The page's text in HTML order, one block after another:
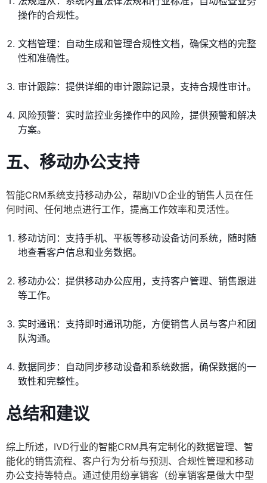
操作的合规性。
文档管理：自动生成和管理合规性文档，确保文档的完整
性和准确性。
审计跟踪：提供详细的审计跟踪记录，支持合规性审计。
风险预警：实时监控业务操作中的风险，提供预警和解决
方案。
五、移动办公支持
智能CRM系统支持移动办公，帮助IVD企业的销售人员在任
何时间、任何地点进行工作，提高工作效率和灵活性。
移动访问：支持手机、平板等移动设备访问系统，随时随
地查看客户信息和业务数据。
移动办公：提供移动办公应用，支持客户管理、销售跟进
等工作。
实时通讯：支持即时通讯功能，方便销售人员与客户和团
队沟通。
数据同步：自动同步移动设备和系统数据，确保数据的一
致性和完整性。
总结和建议
综上所述，IVD行业的智能CRM具有定制化的数据管理、智
能化的销售流程、客户行为分析与预测、合规性管理和移动
办公支持等特点。通过使用纷享销客（纷享销客是做大中型